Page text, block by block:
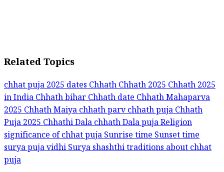
Related Topics
chhat puja 2025 datesChhathChhath 2025Chhath 2025
in IndiaChhath biharChhath dateChhath Mahaparva
2025Chhath Maiyachhath parvchhath pujaChhath
Puja 2025ChhathiDala chhathDala pujaReligion
significance of chhat pujaSunrise timeSunset time
surya puja vidhiSurya shashthitraditions about chhat
puja